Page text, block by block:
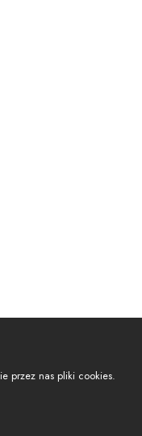
przez nas pliki cookies.